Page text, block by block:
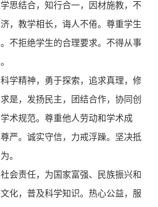
思结合，知行合一，因材施教，不
，教学相长，诲人不倦。尊重学生
不拒绝学生的合理要求。不得从事
精神，勇于探索，追求真理，修
是，发扬民主，团结合作，协同创
术规范。尊重他人劳动和学术成
严。诚实守信，力戒浮躁。坚决抵
。
责任，为国家富强、民族振兴和
化，普及科学知识。热心公益，服